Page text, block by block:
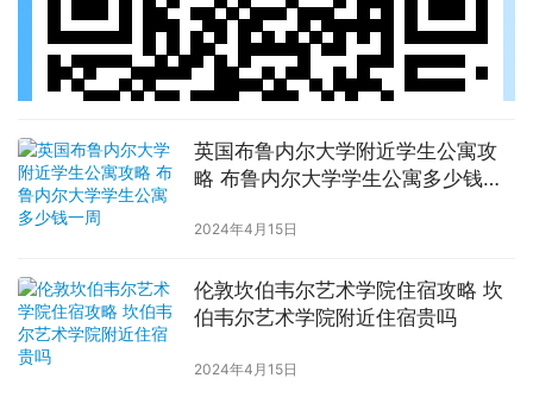
英国布鲁内尔大学附近学生公寓攻
略 布鲁内尔大学学生公寓多少钱一
2024年4月15日
伦敦坎伯韦尔艺术学院住宿攻略 坎
伯韦尔艺术学院附近住宿贵吗
2024年4月15日